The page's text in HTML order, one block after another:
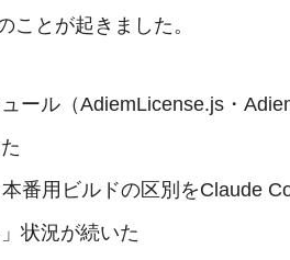
ことが起きました。
ール（AdiemLicense.js ・
番用ビルドの区別をClaude
状況が続いた